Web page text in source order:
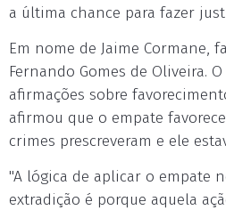
a última chance para fazer
Em nome de Jaime Cormane,
Fernando Gomes de Oliveira.
afirmações sobre
afirmou que o empate
crimes prescreveram e ele
"A lógica de aplicar o empate
extradição é porque aquela